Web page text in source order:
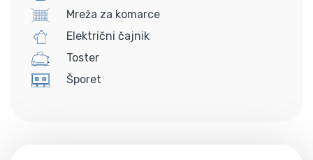
Mreža za komarce
Električni čajnik
Toster
Šporet